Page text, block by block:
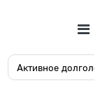
Активное